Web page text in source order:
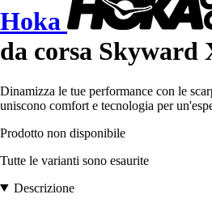
Hoka
da corsa Skyward
Dinamizza le tue performance con le
uniscono comfort e tecnologia per
Prodotto non disponibile
Tutte le varianti sono esaurite
Descrizione